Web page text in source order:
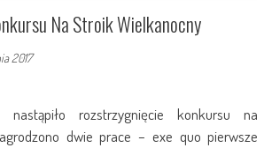
Na Stroik Wielkanocny
2017
rozstrzygnięcie konkursu na
dwie prace – exe quo pierwsze